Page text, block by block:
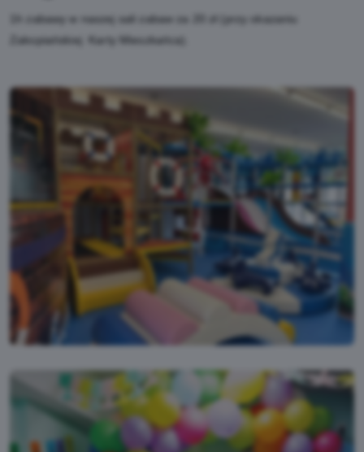
1h zabawy w naszej sali zabaw za 20 zł (przy okazaniu
Zakopiańskiej Karty Mieszkańca).